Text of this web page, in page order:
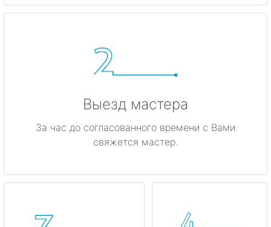
Выезд мастера
За час до согласованного времени с Вами
свяжется мастер.